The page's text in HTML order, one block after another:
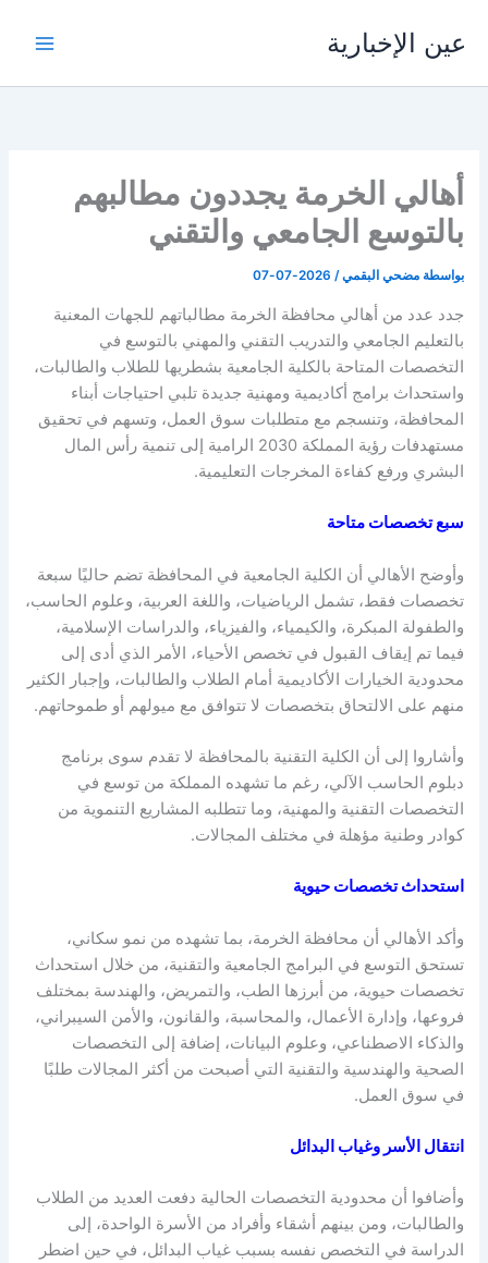
المحتوى
عين الإخبارية
أهالي الخرمة يجددون مطالبهم
بالتوسع الجامعي والتقني
بواسطة مضحي البقمي/
2026-07-07
جدد عدد من أهالي محافظة الخرمة مطالباتهم للجهات المعنية
بالتعليم الجامعي والتدريب التقني والمهني بالتوسع في
التخصصات المتاحة بالكلية الجامعية بشطريها للطلاب والطالبات،
واستحداث برامج أكاديمية ومهنية جديدة تلبي احتياجات أبناء
المحافظة، وتنسجم مع متطلبات سوق العمل، وتسهم في تحقيق
مستهدفات رؤية المملكة 2030 الرامية إلى تنمية رأس المال
البشري ورفع كفاءة المخرجات التعليمية.
سبع تخصصات متاحة
وأوضح الأهالي أن الكلية الجامعية في المحافظة تضم حاليًا سبعة
تخصصات فقط، تشمل الرياضيات، واللغة العربية، وعلوم الحاسب،
والطفولة المبكرة، والكيمياء، والفيزياء، والدراسات الإسلامية،
فيما تم إيقاف القبول في تخصص الأحياء، الأمر الذي أدى إلى
محدودية الخيارات الأكاديمية أمام الطلاب والطالبات، وإجبار الكثير
منهم على الالتحاق بتخصصات لا تتوافق مع ميولهم أو طموحاتهم.
وأشاروا إلى أن الكلية التقنية بالمحافظة لا تقدم سوى برنامج
دبلوم الحاسب الآلي، رغم ما تشهده المملكة من توسع في
التخصصات التقنية والمهنية، وما تتطلبه المشاريع التنموية من
كوادر وطنية مؤهلة في مختلف المجالات.
استحداث تخصصات حيوية
وأكد الأهالي أن محافظة الخرمة، بما تشهده من نمو سكاني،
تستحق التوسع في البرامج الجامعية والتقنية، من خلال استحداث
تخصصات حيوية، من أبرزها الطب، والتمريض، والهندسة بمختلف
فروعها، وإدارة الأعمال، والمحاسبة، والقانون، والأمن السيبراني،
والذكاء الاصطناعي، وعلوم البيانات، إضافة إلى التخصصات
الصحية والهندسية والتقنية التي أصبحت من أكثر المجالات طلبًا
في سوق العمل.
انتقال الأسر وغياب البدائل
وأضافوا أن محدودية التخصصات الحالية دفعت العديد من الطلاب
والطالبات، ومن بينهم أشقاء وأفراد من الأسرة الواحدة، إلى
الدراسة في التخصص نفسه بسبب غياب البدائل، في حين اضطر